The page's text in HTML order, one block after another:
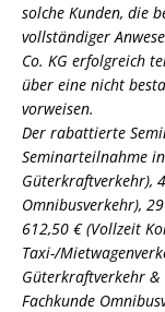
solche Kunden, die
vollständiger
Co. KG erfolgreich
über eine nicht
vorweisen.
Der rabattierte
Seminarteilnahme
Güterkraftverkehr),
Omnibusverkehr),
612,50 € (Vollzeit
Taxi-/
Güterkraftverkehr &
Fachkunde